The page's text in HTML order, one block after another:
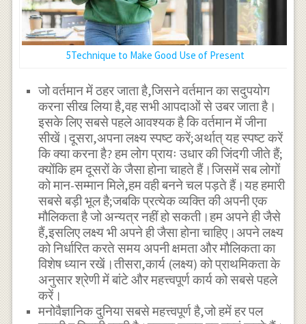
5Technique to Make Good Use of Present
जो वर्तमान में ठहर जाता है,जिसने वर्तमान का सदुपयोग
करना सीख लिया है,वह सभी आपदाओं से उबर जाता है।
इसके लिए सबसे पहले आवश्यक है कि वर्तमान में जीना
सीखें।दूसरा,अपना लक्ष्य स्पष्ट करें;अर्थात् यह स्पष्ट करें
कि क्या करना है? हम लोग प्रायः उधार की जिंदगी जीते हैं;
क्योंकि हम दूसरों के जैसा होना चाहते हैं।जिसमें सब लोगों
को मान-सम्मान मिले,हम वही बनने चल पड़ते हैं।यह हमारी
सबसे बड़ी भूल है;जबकि प्रत्येक व्यक्ति की अपनी एक
मौलिकता है जो अन्यत्र नहीं हो सकती।हम अपने ही जैसे
हैं,इसलिए लक्ष्य भी अपने ही जैसा होना चाहिए।अपने लक्ष्य
को निर्धारित करते समय अपनी क्षमता और मौलिकता का
विशेष ध्यान रखें।तीसरा,कार्य (लक्ष्य) को प्राथमिकता के
अनुसार श्रेणी में बांटे और महत्त्वपूर्ण कार्य को सबसे पहले
करें।
मनोवैज्ञानिक दुनिया सबसे महत्त्वपूर्ण है,जो हमें हर पल